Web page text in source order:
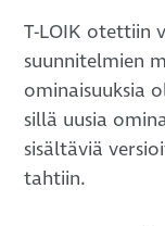
T-LOIK otettiin
suunnitelmien
ominaisuuksia
sillä uusia
sisältäviä
tahtiin.